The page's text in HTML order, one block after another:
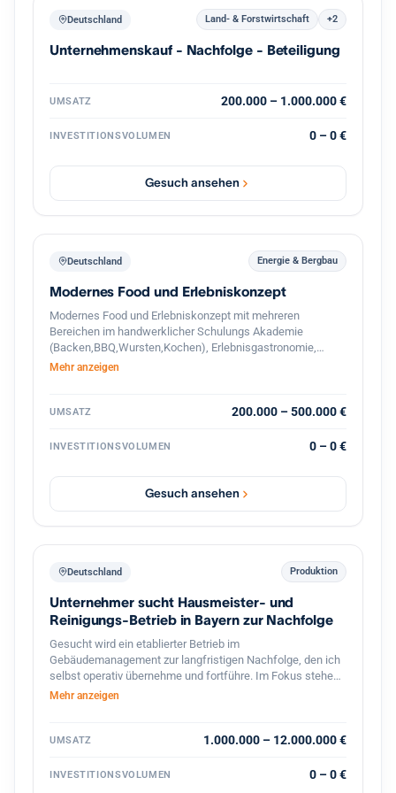
Deutschland Land- & Forstwirtschaft +2
Unternehmenskauf - Nachfolge - Beteiligung
UMSATZ 200.000 – 1.000.000 €
INVESTITIONSVOLUMEN 0 – 0 €
Gesuch ansehen
Deutschland Energie & Bergbau
Modernes Food und Erlebniskonzept
Modernes Food und Erlebniskonzept mit mehreren
Bereichen im handwerklicher Schulungs Akademie
(Backen,BBQ,Wursten,Kochen), Erlebnisgastronomie,
Streetfood und hochwertigem Handel. Das Unternehmen
exklusiver Vertrieb hochwertiger französischer Mehle mit
Systemkonzepte. Vorhanden sind bereits etablierte
Veranstaltungen, Onlinehandel sowie verschiedene Ausbau
und Skalierungsmöglichkeiten. Gesucht wird ein Investor
oder strategischer Partner zur Weiterentwicklung der
Mehr anzeigen
UMSATZ 200.000 – 500.000 €
INVESTITIONSVOLUMEN 0 – 0 €
Gesuch ansehen
Deutschland Produktion
Unternehmer sucht Hausmeister- und
Reinigungs-Betrieb in Bayern zur Nachfolge
Gesucht wird ein etablierter Betrieb im
Gebäudemanagement zur langfristigen Nachfolge, den ich
selbst operativ übernehme und fortführe. Im Fokus stehen
Hausmeister- und Facility-Services, Gebäudereinigung,
Interessant sind ertragsstarke Betriebe mit
Kundenstamm ohne Abhängigkeit von einzelnen
Mehr anzeigen
UMSATZ 1.000.000 – 12.000.000 €
INVESTITIONSVOLUMEN 0 – 0 €